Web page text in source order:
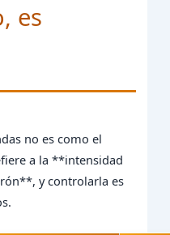
es
no es como el
a la **intensidad
y controlarla es